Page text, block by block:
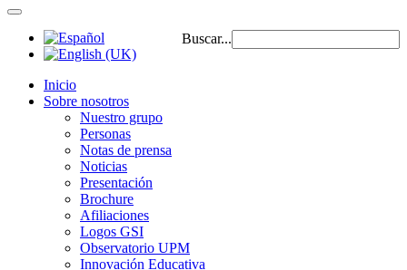
Buscar...
Inicio
Sobre nosotros
Nuestro grupo
Personas
Notas de prensa
Noticias
Presentación
Brochure
Afiliaciones
Logos GSI
Observatorio UPM
Innovación Educativa